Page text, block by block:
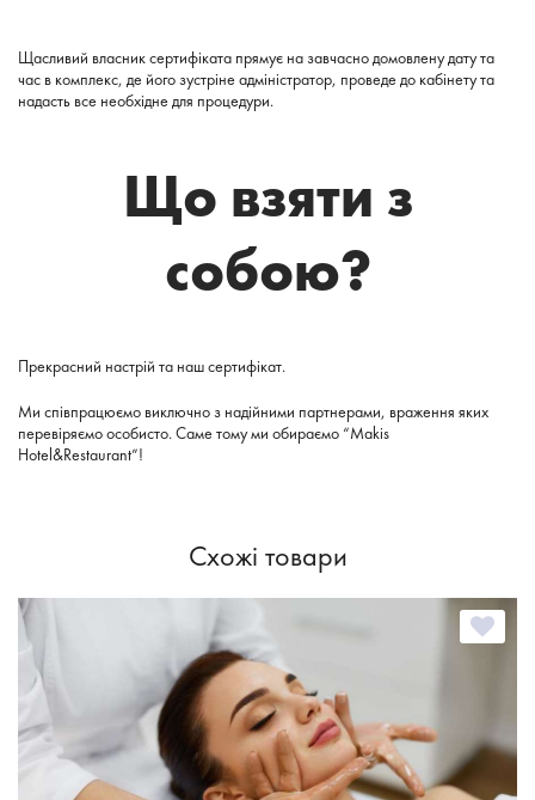
Щасливий власник сертифіката прямує на завчасно домовлену дату та
час в комплекс, де його зустріне адміністратор, проведе до кабінету та
надасть все необхідне для процедури.
Що взяти з
собою?
Прекрасний настрій та наш сертифікат.
Ми співпрацюємо виключно з надійними партнерами, враження яких
перевіряємо особисто. Саме тому ми обираємо “Makis
Hotel&Restaurant”!
Схожі товари